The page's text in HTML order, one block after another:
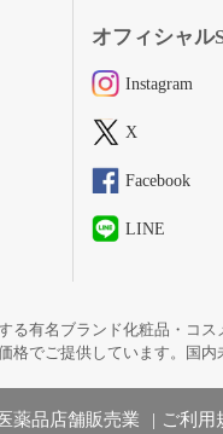
オフィシャル
Instagram
X
Facebook
LINE
有名ブランド化粧品・コ
でご提供しています。国内
医薬品店舗販売業 ご利用